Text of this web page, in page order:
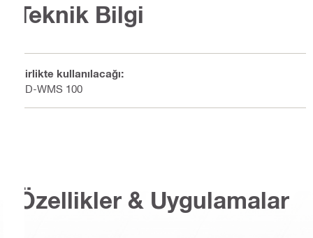
Teknik Bilgi
Birlikte kullanılacağı:
DD-WMS 100
Özellikler & Uygulamalar